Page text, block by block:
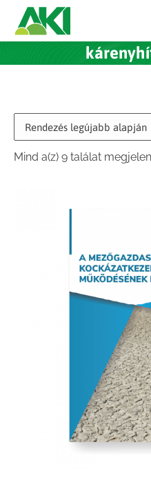
Mind a(z) 9 találat